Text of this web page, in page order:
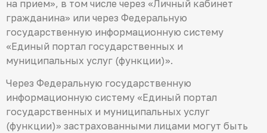
на прием», в том числе через «Личный кабинет
гражданина» или через Федеральную
государственную информационную систему
«Единый портал государственных и
муниципальных услуг (функции)».
Через Федеральную государственную
информационную систему «Единый портал
государственных и муниципальных услуг
(функции)» застрахованными лицами могут быть